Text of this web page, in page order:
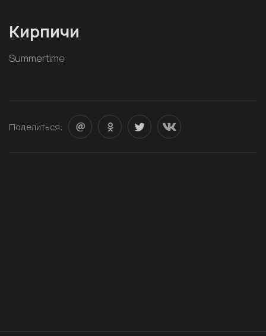
Кирпичи
Summertime
Поделиться: